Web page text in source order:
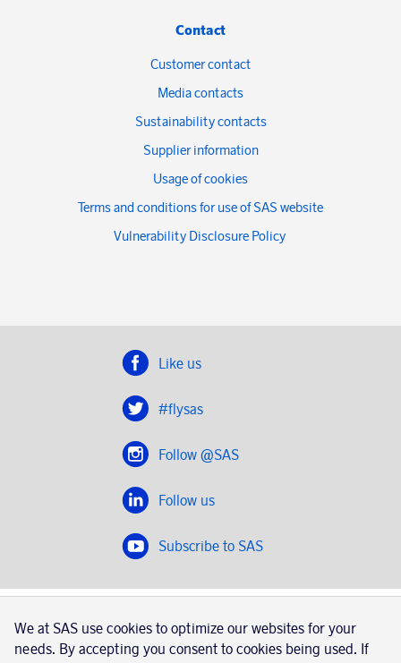
Contact
Customer contact
Media contacts
Sustainability contacts
Supplier information
Usage of cookies
Terms and conditions for use of SAS website
Vulnerability Disclosure Policy
Like us
#flysas
Follow @SAS
Follow us
Subscribe to SAS
SAS 2020
SAS AB, registration number 556606-8499, SE-195 87
Stockholm, Sweden
We at SAS use cookies to optimize our websites for your
needs. By accepting you consent to cookies being used. If